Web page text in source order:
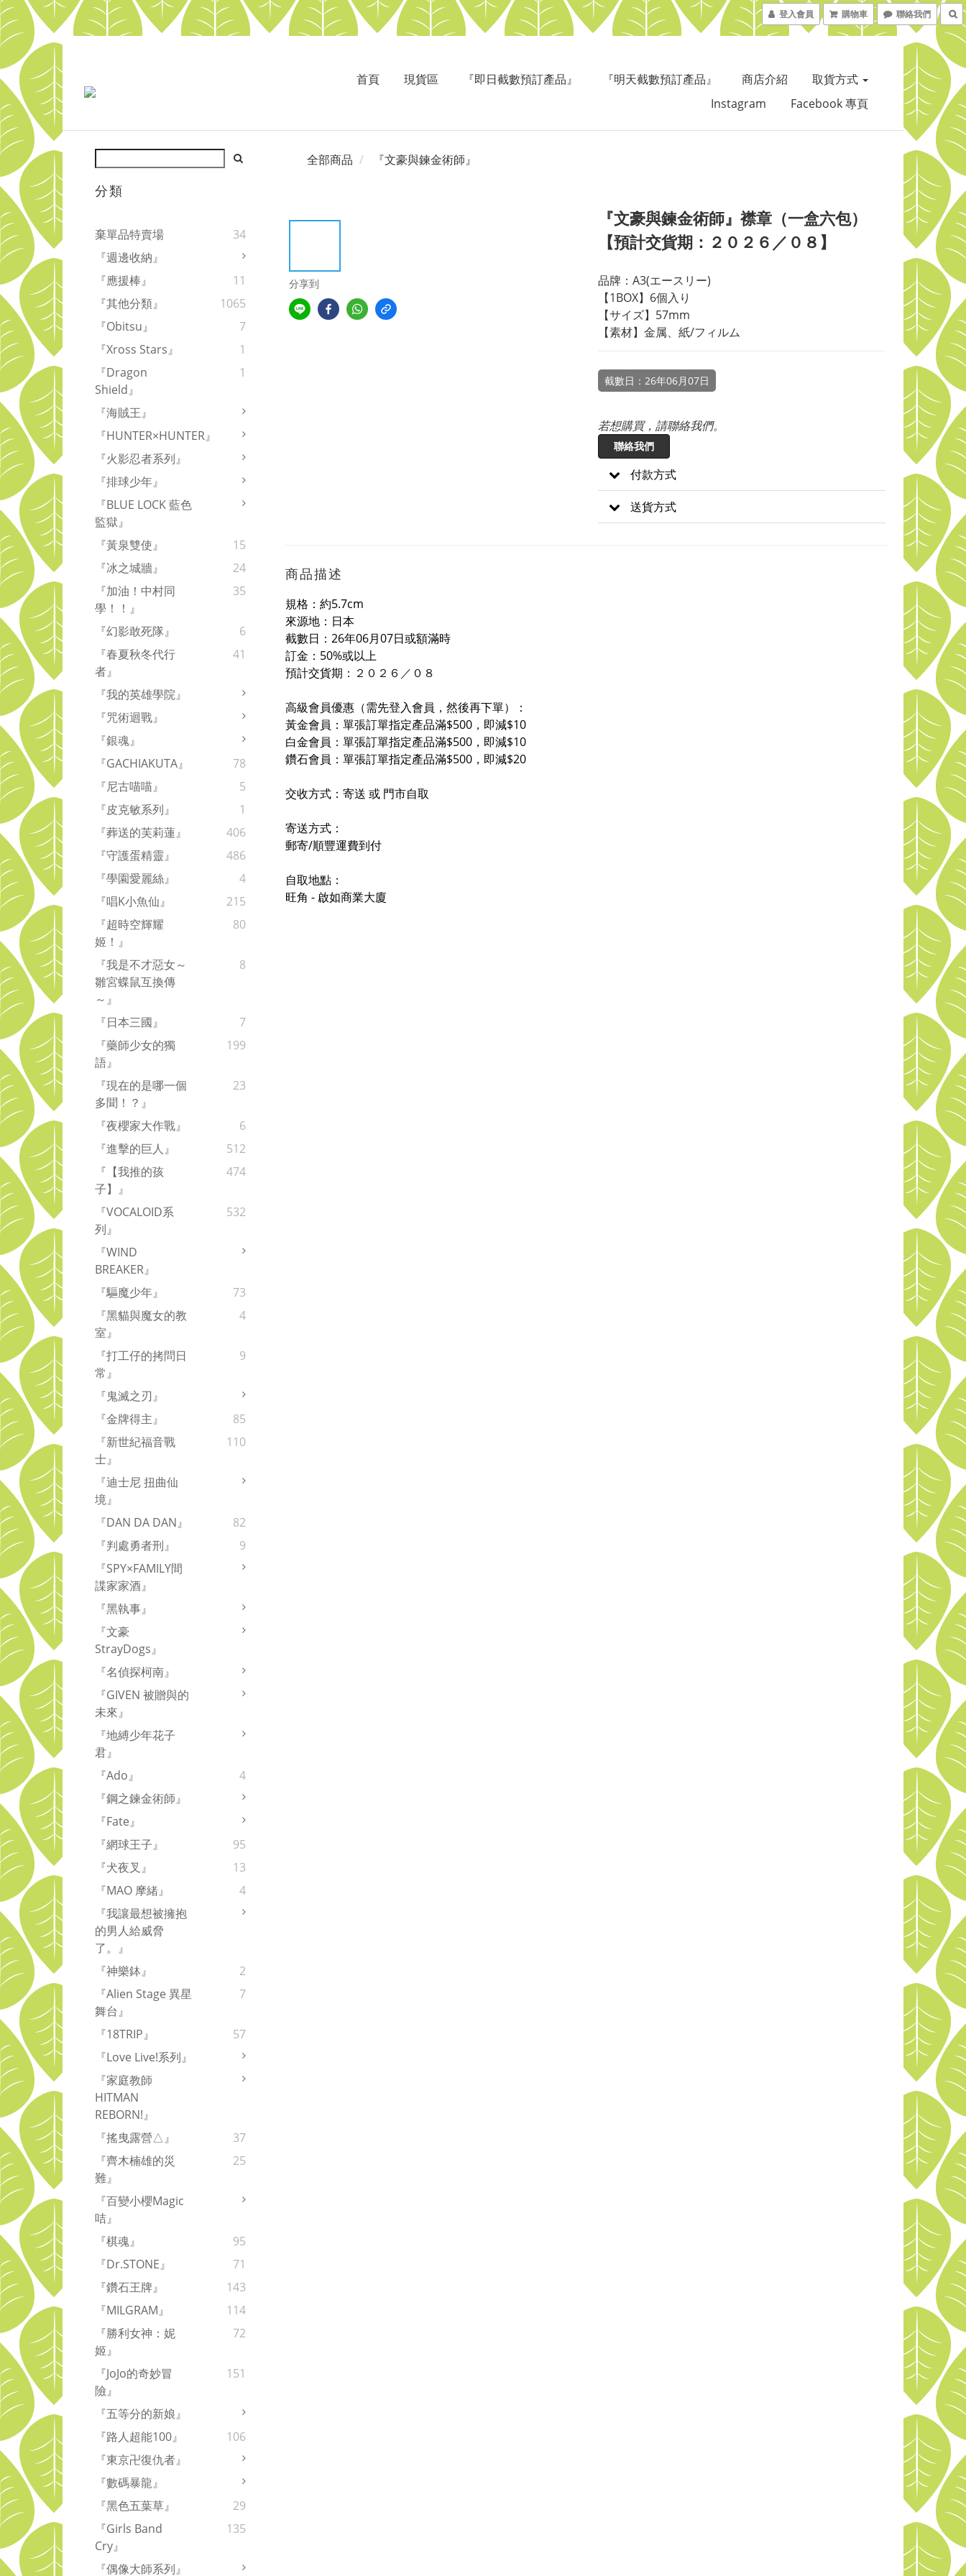
登入會員 購物車 聯絡我們
首頁 現貨區 『即日截數預訂產品』 『明天截數預訂產品』 商店介紹
取貨方式
Instagram
Facebook 專頁
分類
棄單品特賣場
34
『週邊收納』
『應援棒』
11
『其他分類』
1065
『Obitsu』
7
『Xross Stars』
1
『Dragon
Shield』
1
『海賊王』
『HUNTER×HUNTER』
『火影忍者系列』
『排球少年』
『BLUE LOCK 藍色
監獄』
『黃泉雙使』
15
『冰之城牆』
24
『加油！中村同
學！！』
35
『幻影敢死隊』
6
『春夏秋冬代行
者』
41
『我的英雄學院』
『咒術迴戰』
『銀魂』
『GACHIAKUTA』
78
『尼古喵喵』
5
『皮克敏系列』
1
『葬送的芙莉蓮』
406
『守護蛋精靈』
486
『學園愛麗絲』
4
『唱K小魚仙』
215
『超時空輝耀
姬！』
80
『我是不才惡女～
雛宮蝶鼠互換傳
～』
8
『日本三國』
7
『藥師少女的獨
語』
199
『現在的是哪一個
多聞！？』
23
『夜櫻家大作戰』
6
『進擊的巨人』
512
『【我推的孩
子】』
474
『VOCALOID系
列』
532
『WIND
BREAKER』
『驅魔少年』
73
『黑貓與魔女的教
室』
4
『打工仔的拷問日
常』
9
『鬼滅之刃』
『金牌得主』
85
『新世紀福音戰
士』
110
『迪士尼 扭曲仙
境』
『DAN DA DAN』
82
『判處勇者刑』
9
『SPY×FAMILY間
諜家家酒』
『黑執事』
『文豪
StrayDogs』
『名偵探柯南』
『GIVEN 被贈與的
未來』
『地縛少年花子
君』
『Ado』
4
『鋼之鍊金術師』
『Fate』
『網球王子』
95
『犬夜叉』
13
『MAO 摩緒』
4
『我讓最想被擁抱
的男人給威脅
了。』
『神樂鉢』
2
『Alien Stage 異星
舞台』
7
『18TRIP』
57
『Love Live!系列』
『家庭教師
HITMAN
REBORN!』
『搖曳露營△』
37
『齊木楠雄的災
難』
25
『百變小櫻Magic
咭』
『棋魂』
95
『Dr.STONE』
71
『鑽石王牌』
143
『MILGRAM』
114
『勝利女神：妮
姬』
72
『JoJo的奇妙冒
險』
151
『五等分的新娘』
『路人超能100』
106
『東京卍復仇者』
『數碼暴龍』
『黑色五葉草』
29
『Girls Band
Cry』
135
『偶像大師系列』
全部商品 『文豪與鍊金術師』
分享到
『文豪與鍊金術師』襟章（一盒六包）
【預計交貨期：２０２６／０８】
品牌：A3(エースリー)
【1BOX】6個入り
【サイズ】57mm
【素材】金属、紙/フィルム
截數日：26年06月07日
若想購買，請聯絡我們。
聯絡我們
付款方式
送貨方式
商品描述
規格：約5.7cm
來源地：日本
截數日：26年06月07日或額滿時
訂金：50%或以上
預計交貨期 ：２０２６／０ ８
高級會員優惠（需先登入會員，然後再下單）：
黃金會員：單張訂單指定產品滿$500，即減$10
白金會員：單張訂單指定產品滿$500，即減$10
鑽石會員：單張訂單指定產品滿$500，即減$20
交收方式：寄送 或 門市自取
寄送方式：
郵寄/順豐運費到付
自取地點：
旺角 - 啟如商業大廈